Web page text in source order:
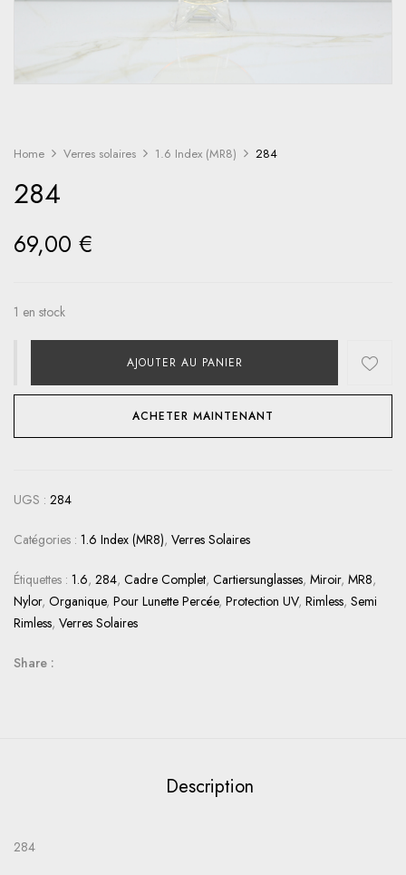
Home Verres solaires 1.6 Index (MR8) 284
284
69,00 €
1 en stock
AJOUTER AU PANIER
ACHETER MAINTENANT
UGS : 284
Catégories : 1.6 Index (MR8), Verres Solaires
Étiquettes : 1.6, 284, Cadre Complet, Cartiersunglasses, Miroir, MR8,
Nylor, Organique, Pour Lunette Percée, Protection UV, Rimless, Semi
Rimless, Verres Solaires
Share :
Description
284